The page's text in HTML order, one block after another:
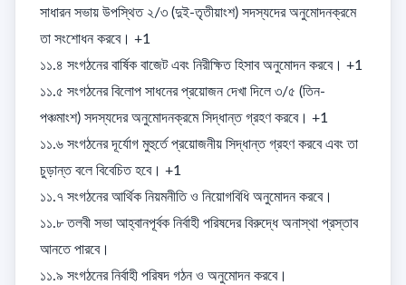
সাধারন সভায় উপস্থিত ২/৩ (দুই-তৃতীয়াংশ) সদস্যদের অনুমোদনক্রমে
তা সংশোধন করবে। +1
১১.৪ সংগঠনের বার্ষিক বাজেট এবং নিরীক্ষিত হিসাব অনুমোদন করবে। +1
১১.৫ সংগঠনের বিলোপ সাধনের প্রয়োজন দেখা দিলে ৩/৫ (তিন-
পঞ্চমাংশ) সদস্যদের অনুমোদনক্রমে সিদ্ধান্ত গ্রহণ করবে। +1
১১.৬ সংগঠনের দূর্যোগ মুহুর্তে প্রয়োজনীয় সিদ্ধান্ত গ্রহণ করবে এবং তা
চুড়ান্ত বলে বিবেচিত হবে। +1
১১.৭ সংগঠনের আর্থিক নিয়মনীতি ও নিয়োগবিধি অনুমোদন করবে।
১১.৮ তলবী সভা আহ্বানপূর্বক নির্বাহী পরিষদের বিরুদ্ধে অনাস্থা প্রস্তাব
আনতে পারবে।
১১.৯ সংগঠনের নির্বাহী পরিষদ গঠন ও অনুমোদন করবে।